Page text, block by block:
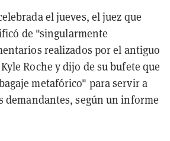
el jueves, el juez que
de "singularmente
realizados por el antiguo
Roche y dijo de su bufete que
metafórico" para servir a
demandantes, según un informe